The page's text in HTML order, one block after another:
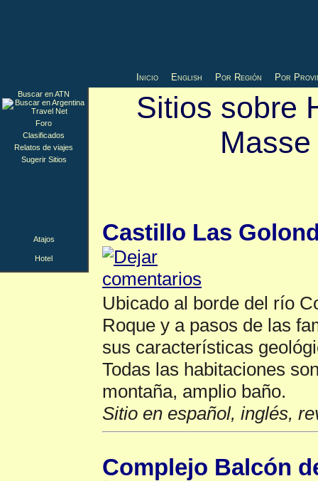
Inicio English Por Región Por
Sitios sobre
Castillo Las
Ubicado al borde del río
Roque y a pasos de las
sus características
Todas las habitaciones
montaña, amplio baño.
Sitio en español, inglés,
Complejo Balcón
Buscar en ATN
Foro
Clasificados
Relatos de viajes
Sugerir Sitios
Atajos
Hotel